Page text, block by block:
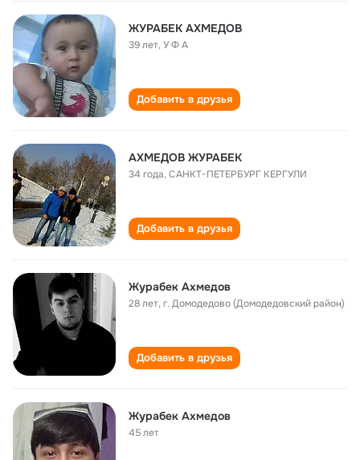
ЖУРАБЕК АХМЕДОВ
39 лет,У Ф А
Добавить в друзья
АХМЕДОВ ЖУРАБЕК
34 года,САНКТ-ПЕТЕРБУРГ КЕРГУЛИ
Добавить в друзья
Журабек Ахмедов
28 лет,г. Домодедово (Домодедовский район)
Добавить в друзья
Журабек Ахмедов
45 лет